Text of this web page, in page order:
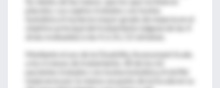
botulínica A tuvieron mayor grado de mejoría en el
objetivo principal del tratamiento (alguna de las 4
Mediante el uso de la Disability Assessment Scale,
pacientes tratados con toxina botulínica A (62%)